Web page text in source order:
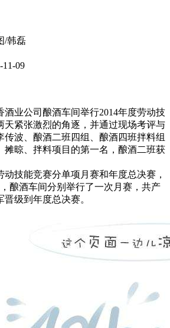
/韩磊
11-09
业公司酿酒车间举行2014年度劳动技
天紧张激烈的角逐，并通过现场考评与
传波、酿酒二班四组、酿酒四班拌料组
摊晾、拌料项目的第一名，酿酒二班获
技能竞赛分单项月赛和年度总决赛，
酿酒车间分别举行了一次月赛，共产
级到年度总决赛。